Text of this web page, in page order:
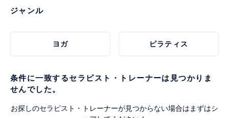
ジャンル
ヨガ ピラティス
条件に一致するセラピスト・トレーナーは見つかりま
せんでした。
お探しのセラピスト・トレーナーが見つからない場合はまずはシ